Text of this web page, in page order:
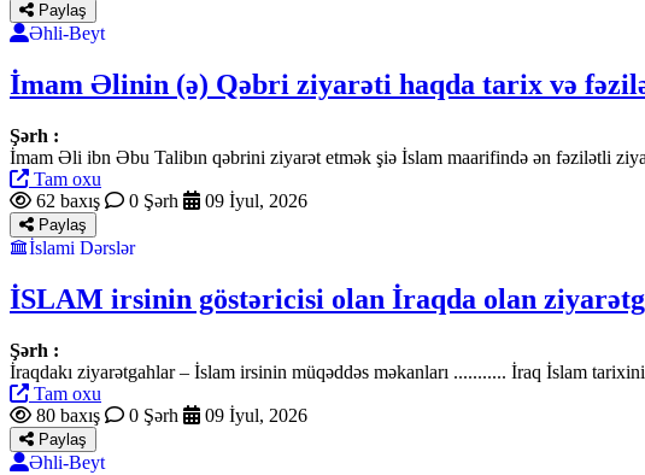
Paylaş
Əhli-Beyt
İmam Əlinin (ə) Qəbri ziyarəti haqda tarix və
Şərh :
İmam Əli ibn Əbu Talibın qəbrini ziyarət etmək şiə İslam maarifində ən fəzilətli
Tam oxu
62 baxış
0 Şərh 09 İyul, 2026
Paylaş
İslami Dərslər
İSLAM irsinin göstəricisi olan İraqda olan
Şərh :
İraqdakı ziyarətgahlar – İslam irsinin müqəddəs məkanları ........... İraq İslam
Tam oxu
80 baxış
0 Şərh 09 İyul, 2026
Paylaş
Əhli-Beyt